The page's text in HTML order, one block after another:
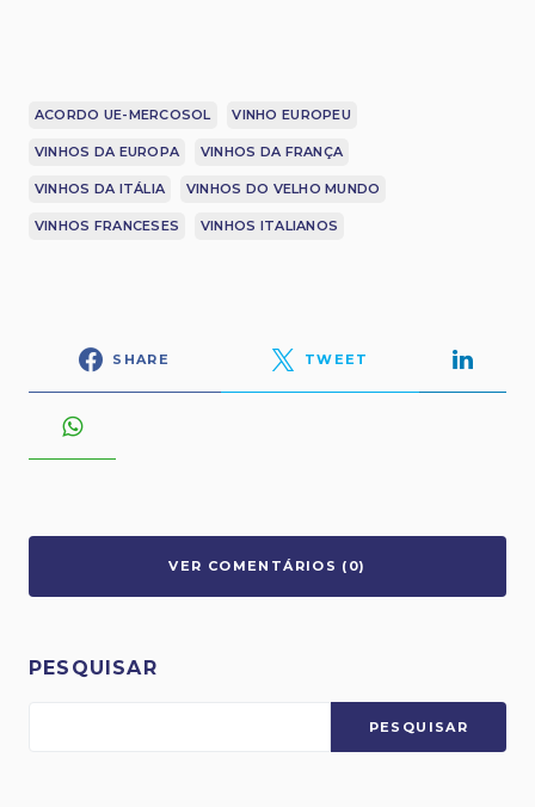
ACORDO UE-MERCOSOL VINHO EUROPEU
VINHOS DA EUROPA VINHOS DA FRANÇA
VINHOS DA ITÁLIA VINHOS DO VELHO MUNDO
VINHOS FRANCESES VINHOS ITALIANOS
SHARE TWEET
VER COMENTÁRIOS (0)
PESQUISAR
PESQUISAR